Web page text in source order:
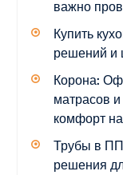
важно
Купить
решений и
Корона:
матрасов
комфорт
Трубы в
решения